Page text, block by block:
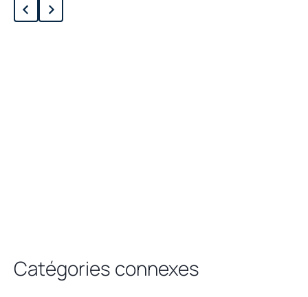
Catégories connexes